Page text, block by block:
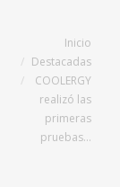
Inicio
Destacadas
COOLERGY
realizó las
primeras
pruebas…